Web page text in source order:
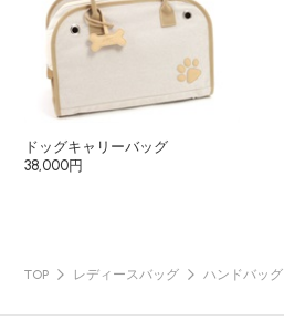
ドッグキャリーバッグ
38,000円
TOP レディースバッグ ハンドバッグ